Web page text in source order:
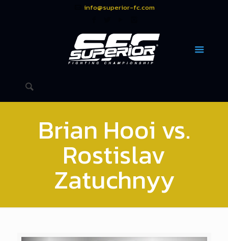
info@superior-fc.com
Brian Hooi vs.
Rostislav
Zatuchnyy